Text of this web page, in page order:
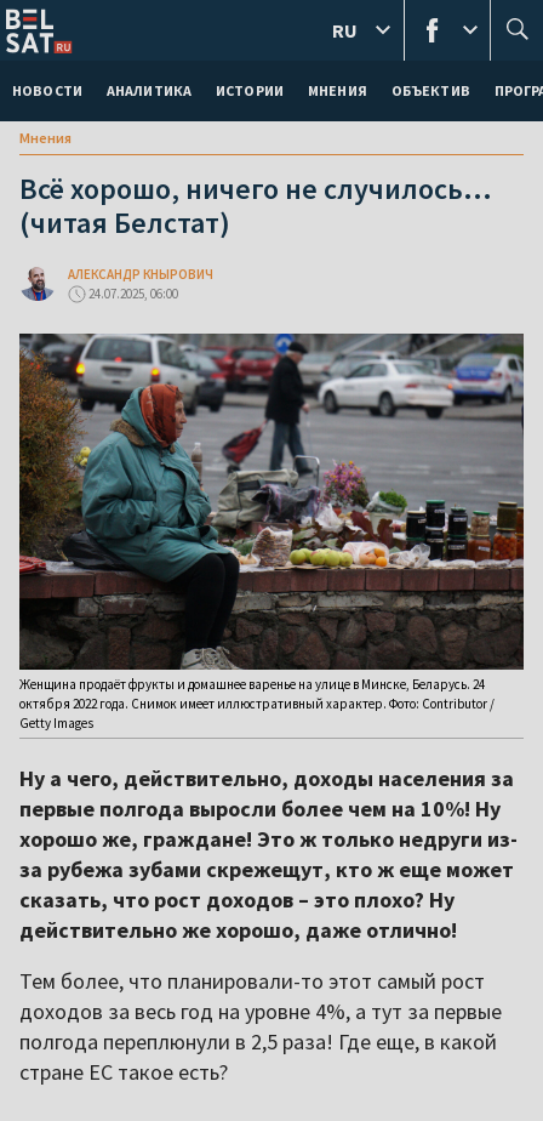
НОВОСТИ АНАЛИТИКА ИСТОРИИ МНЕНИЯ ОБЪЕКТИВ
RU
Мнения
Всё хорошо, ничего не случилось…
(читая Белстат)
АЛЕКСАНДР КНЫРОВИЧ
24.07.2025, 06:00
Женщина продаёт фрукты и домашнее варенье на улице в Минске, Беларусь. 24
октября 2022 года. Снимок имеет иллюстративный характер. Фото: Contributor /
Getty Images
Ну а чего, действительно, доходы населения за
первые полгода выросли более чем на 10%! Ну
хорошо же, граждане! Это ж только недруги из-
за рубежа зубами скрежещут, кто ж еще может
сказать, что рост доходов – это плохо? Ну
действительно же хорошо, даже отлично!
Тем более, что планировали-то этот самый рост
доходов за весь год на уровне 4%, а тут за первые
полгода переплюнули в 2,5 раза! Где еще, в какой
стране ЕС такое есть?